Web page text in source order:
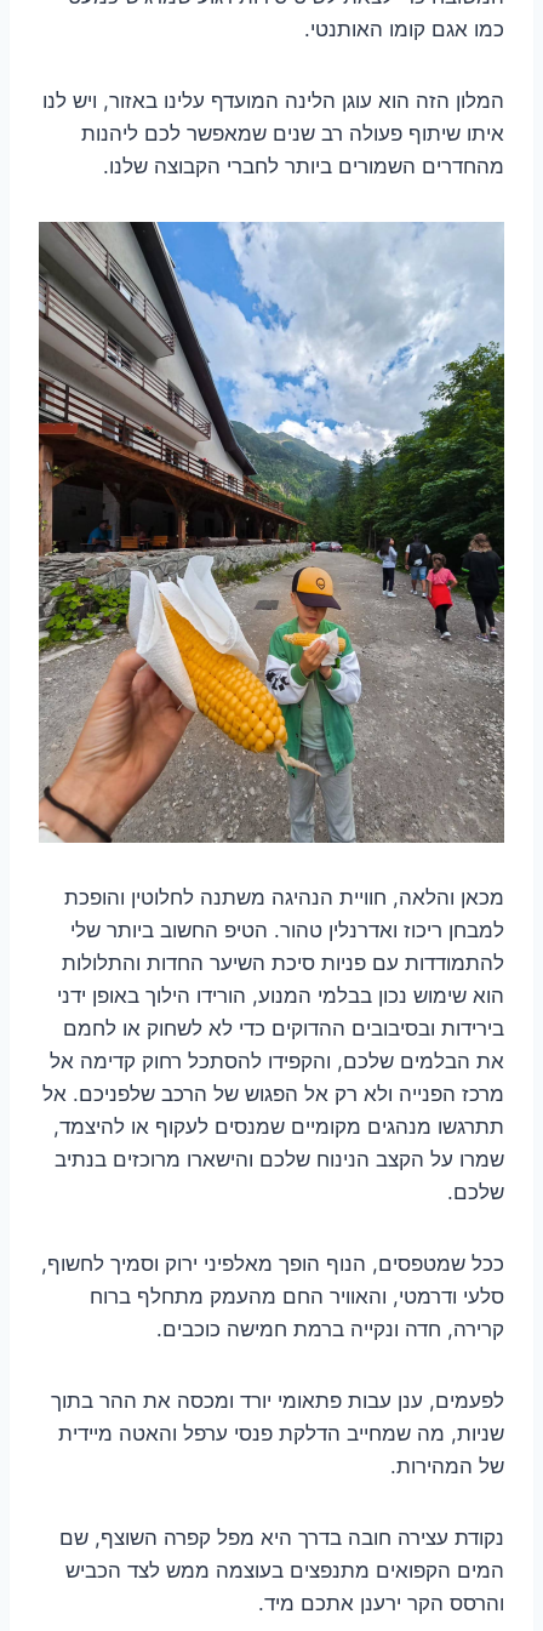
כמו אגם קומו האותנטי.
המלון הזה הוא עוגן הלינה המועדף עלינו באזור, ויש לנו
איתו שיתוף פעולה רב שנים שמאפשר לכם ליהנות
מהחדרים השמורים ביותר לחברי הקבוצה שלנו.
מכאן והלאה, חוויית הנהיגה משתנה לחלוטין והופכת
למבחן ריכוז ואדרנלין טהור. הטיפ החשוב ביותר שלי
להתמודדות עם פניות סיכת השיער החדות והתלולות
הוא שימוש נכון בבלמי המנוע, הורידו הילוך באופן ידני
בירידות ובסיבובים ההדוקים כדי לא לשחוק או לחמם
את הבלמים שלכם, והקפידו להסתכל רחוק קדימה אל
מרכז הפנייה ולא רק אל הפגוש של הרכב שלפניכם. אל
תתרגשו מנהגים מקומיים שמנסים לעקוף או להיצמד,
שמרו על הקצב הנינוח שלכם והישארו מרוכזים בנתיב
שלכם.
ככל שמטפסים, הנוף הופך מאלפיני ירוק וסמיך לחשוף,
סלעי ודרמטי, והאוויר החם מהעמק מתחלף ברוח
קרירה, חדה ונקייה ברמת חמישה כוכבים.
לפעמים, ענן עבות פתאומי יורד ומכסה את ההר בתוך
שניות, מה שמחייב הדלקת פנסי ערפל והאטה מיידית
של המהירות.
נקודת עצירה חובה בדרך היא מפל קפרה השוצף, שם
המים הקפואים מתנפצים בעוצמה ממש לצד הכביש
והרסס הקר ירענן אתכם מיד.